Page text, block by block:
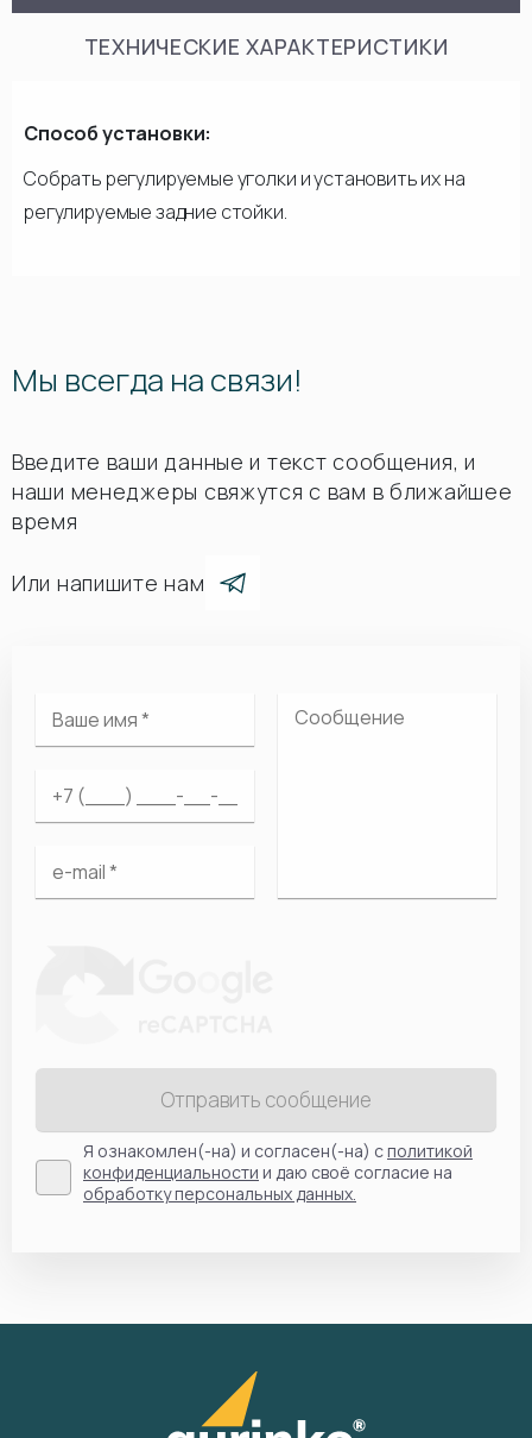
ТЕХНИЧЕСКИЕ ХАРАКТЕРИСТИКИ
Способ установки:
Собрать регулируемые уголки и установить их на
регулируемые задние стойки.
Мы всегда на связи!
Введите ваши данные и текст сообщения, и
наши менеджеры свяжутся с вам в ближайшее
время
Или напишите нам
Отправить сообщение
Я ознакомлен(-на) и согласен(-на) сполитикой
конфиденциальности и даю своё согласие на
обработку персональных данных.